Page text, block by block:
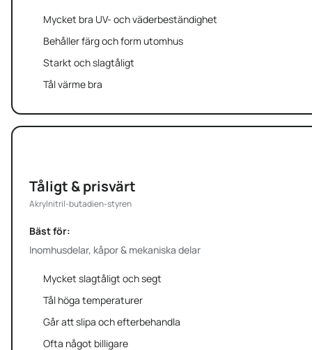
Mycket bra UV- och väderbeständighet
Behåller färg och form utomhus
Starkt och slagtåligt
Tål värme bra
Tåligt & prisvärt
Akrylnitril-butadien-styren
Bäst för:
Inomhusdelar, kåpor & mekaniska delar
Mycket slagtåligt och segt
Tål höga temperaturer
Går att slipa och efterbehandla
Ofta något billigare